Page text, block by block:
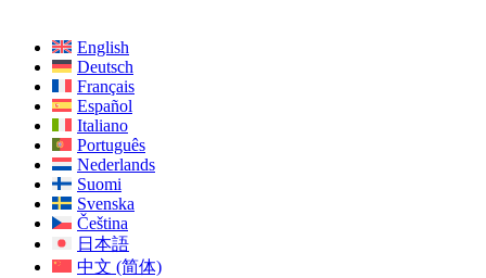
English
Deutsch
Français
Español
Italiano
Português
Nederlands
Suomi
Svenska
Čeština
日本語
中文 (简体)